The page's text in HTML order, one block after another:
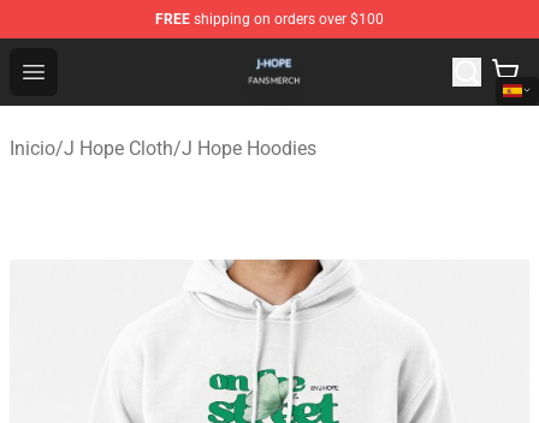
FREE shipping on orders over $100
Open menu
J Hope Shop - Official J Hope Merchandise Store
Inicio/J Hope Cloth/J Hope Hoodies